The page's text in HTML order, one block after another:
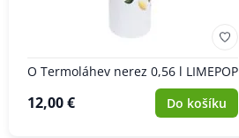
O Termoláhev nerez 0,56 l LIMEPOP
12,00 € Do košíku